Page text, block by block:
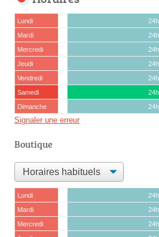
Lundi
Mardi
Mercredi
Jeudi
Vendredi
Samedi
Dimanche
Signaler une erreur
Boutique
Lundi
Mardi
Mercredi